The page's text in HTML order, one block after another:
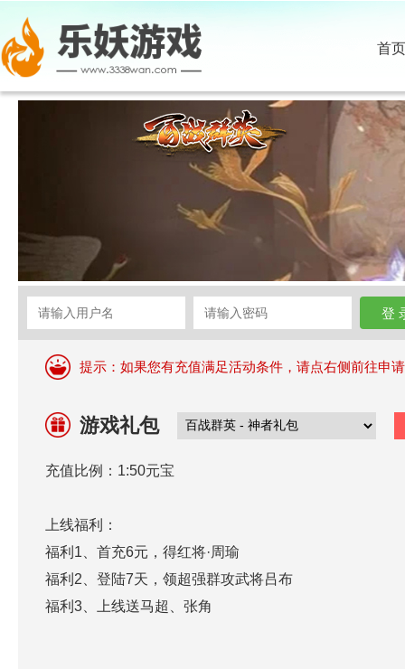
首页
提示：如果您有充值满足活动条件，请点右侧前往申
游戏礼包
充值比例：1:50元宝
上线福利：
福利1、首充6元，得红将·周瑜
福利2、登陆7天，领超强群攻武将吕布
福利3、上线送马超、张角